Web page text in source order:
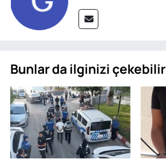
Bunlar da ilginizi çekebilir